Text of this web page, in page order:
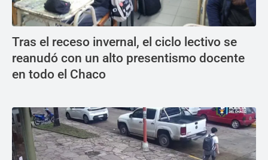
Tras el receso invernal, el ciclo lectivo se
reanudó con un alto presentismo docente
en todo el Chaco